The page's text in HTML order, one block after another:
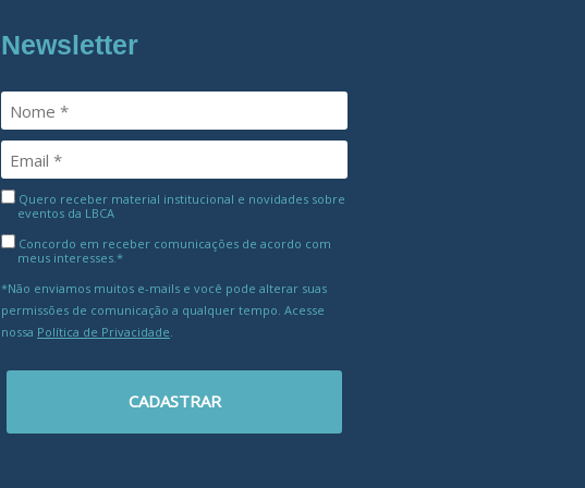
Newsletter
Quero receber material institucional e novidades sobre
eventos da LBCA
Concordo em receber comunicações de acordo com
meus interesses.*
*Não enviamos muitos e-mails e você pode alterar suas
permissões de comunicação a qualquer tempo. Acesse
nossa Política de Privacidade
CADASTRAR